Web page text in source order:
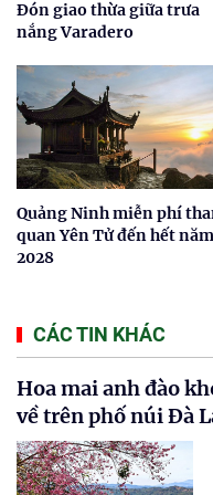
Đón giao thừa giữa trưa
nắng Varadero
Quảng Ninh miễn phí
quan Yên Tử đến hết năm
2028
CÁC TIN KHÁC
Hoa mai anh đào
về trên phố núi Đà